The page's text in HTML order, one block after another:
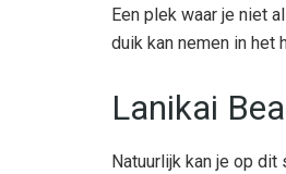
Een plek waar je niet
duik kan nemen in het
Lanikai
Natuurlijk kan je op